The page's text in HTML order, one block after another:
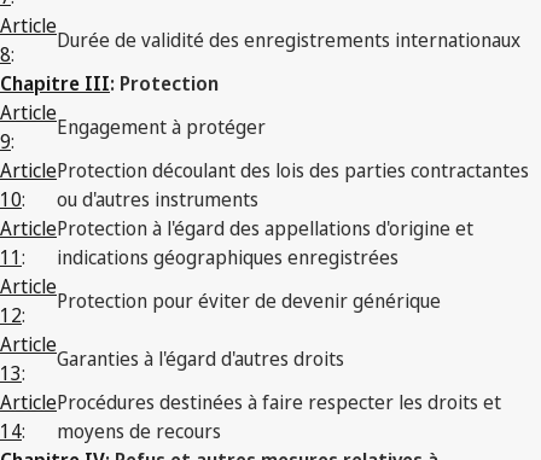
Article
8:
Durée de validité des enregistrements internationaux
Chapitre III: Protection
Article
9:
Engagement à protéger
Article
10:
Protection découlant des lois des parties contractantes
ou d'autres instruments
Article
11:
Protection à l'égard des appellations d'origine et
indications géographiques enregistrées
Article
12:
Protection pour éviter de devenir générique
Article
13:
Garanties à l'égard d'autres droits
Article
14:
Procédures destinées à faire respecter les droits et
moyens de recours